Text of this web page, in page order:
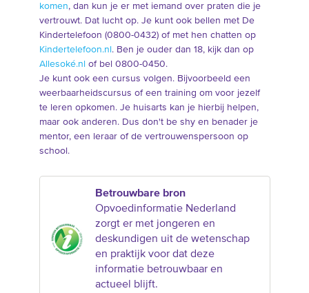
komen, dan kun je er met iemand over praten die je
vertrouwt. Dat lucht op. Je kunt ook bellen met De
Kindertelefoon (0800-0432) of met hen chatten op
Kindertelefoon.nl. Ben je ouder dan 18, kijk dan op
Allesoké.nl of bel 0800-0450.
Je kunt ook een cursus volgen. Bijvoorbeeld een
weerbaarheidscursus of een training om voor jezelf
te leren opkomen. Je huisarts kan je hierbij helpen,
maar ook anderen. Dus don't be shy en benader je
mentor, een leraar of de vertrouwenspersoon op
school.
Betrouwbare bron
Opvoedinformatie Nederland
zorgt er met jongeren en
deskundigen uit de wetenschap
en praktijk voor dat deze
informatie betrouwbaar en
actueel blijft.